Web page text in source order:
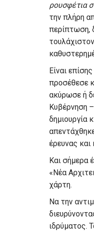
ρουσφέτια
την πλήρη
περίπτωση,
Είναι
προσέθεσε
ακύρωσε ή
Κυβέρνηση
δημιουργία
έρευνας και
Και σήμερα
«Νέα
χάρτη.
Να την
ιδρύματος.